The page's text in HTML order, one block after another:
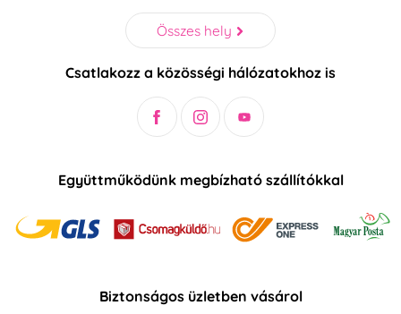
Összes hely
Csatlakozz a közösségi hálózatokhoz is
Együttműködünk megbízható szállítókkal
Biztonságos üzletben vásárol